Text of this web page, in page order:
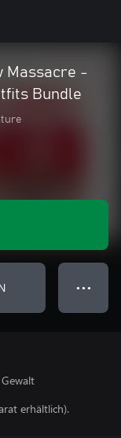
Massacre -
Bundle
● ● ●
erhältlich).